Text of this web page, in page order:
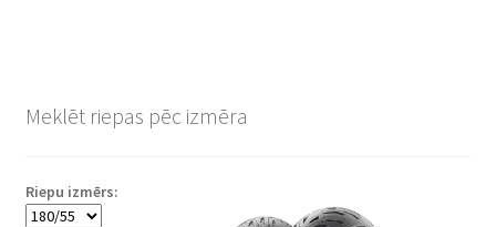
Meklēt riepas pēc izmēra
Riepu izmērs: